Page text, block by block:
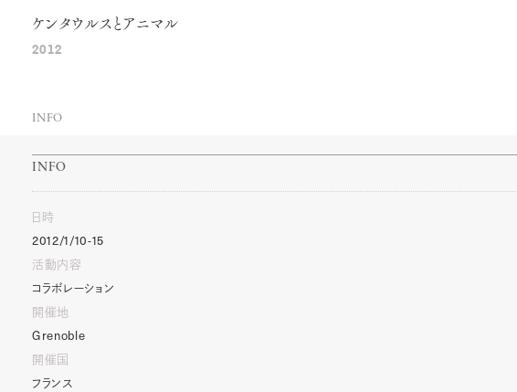
ケンタウルスとアニマル
2012
INFO
INFO
日時
2012/1/10-15
活動内容
コラボレーション
開催地
Grenoble
開催国
フランス